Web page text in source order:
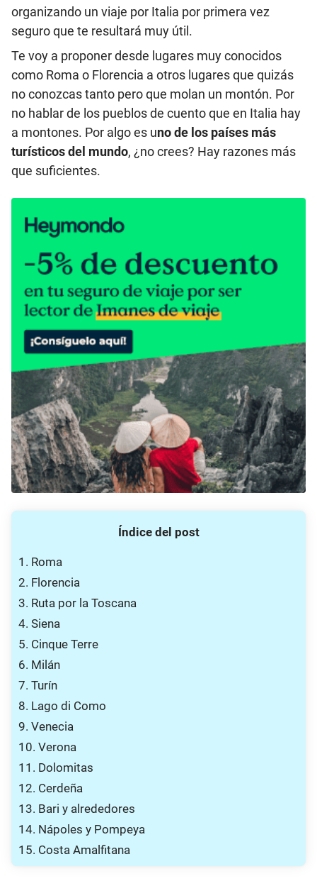
organizando un viaje por Italia por primera vez
seguro que te resultará muy útil.
Te voy a proponer desde lugares muy conocidos
como Roma o Florencia a otros lugares que quizás
no conozcas tanto pero que molan un montón. Por
no hablar de los pueblos de cuento que en Italia hay
a montones. Por algo es uno de los países más
turísticos del mundo, ¿no crees? Hay razones más
que suficientes.
Índice del post
1. Roma
2. Florencia
3. Ruta por la Toscana
4. Siena
5. Cinque Terre
6. Milán
7. Turín
8. Lago di Como
9. Venecia
10. Verona
11. Dolomitas
12. Cerdeña
13. Bari y alrededores
14. Nápoles y Pompeya
15. Costa Amalfitana